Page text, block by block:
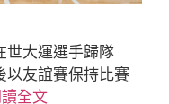
世大運選手歸隊
以友誼賽保持比賽
讀全文